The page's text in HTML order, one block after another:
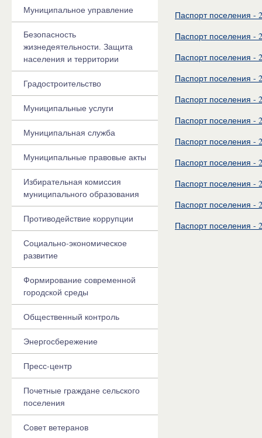
Паспорт поселения -
Паспорт поселения -
Паспорт поселения -
Паспорт поселения -
Паспорт поселения -
Паспорт поселения -
Паспорт поселения -
Паспорт поселения -
Паспорт поселения -
Паспорт поселения -
Паспорт поселения -
Муниципальное управление
Безопасность
жизнедеятельности. Защита
населения и территории
Градостроительство
Муниципальные услуги
Муниципальная служба
Муниципальные правовые акты
Избирательная комиссия
муниципального образования
Противодействие коррупции
Социально-экономическое
развитие
Формирование современной
городской среды
Общественный контроль
Энергосбережение
Пресс-центр
Почетные граждане сельского
поселения
Совет ветеранов